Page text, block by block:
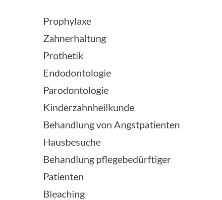
Prophylaxe
Zahnerhaltung
Prothetik
Endodontologie
Parodontologie
Kinderzahnheilkunde
Behandlung von Angstpatienten
Hausbesuche
Behandlung pflegebedürftiger
Patienten
Bleaching